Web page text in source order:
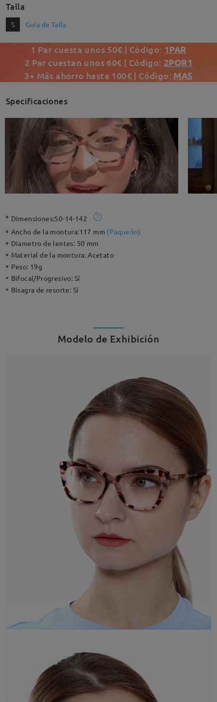
Talla
S Guía de Talla
1 Par cuesta unos 50€ | Código: 1PAR
2 Par cuestan unos 60€ | Código: 2POR1
3+ Más ahorro hasta 100€ | Código: MAS
Specificaciones
Dimensiones:50-14-142
Ancho de la montura:117 mm (Paqueño)
Diametro de lentes: 50 mm
Material de la montura:Acetato
Peso: 19g
Bifocal/Progresivo: Sí
Bisagra de resorte: Sí
Modelo de Exhibición